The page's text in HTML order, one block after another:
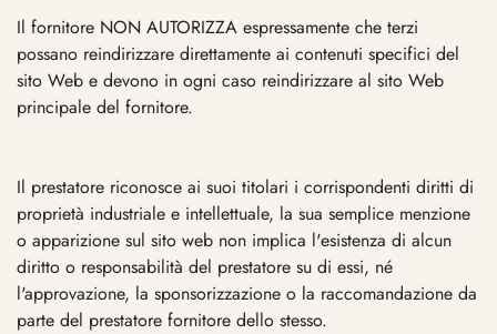
Il fornitore NON AUTORIZZA espressamente che terzi
possano reindirizzare direttamente ai contenuti specifici del
sito Web e devono in ogni caso reindirizzare al sito Web
principale del fornitore.
Il prestatore riconosce ai suoi titolari i corrispondenti diritti di
proprietà industriale e intellettuale, la sua semplice menzione
o apparizione sul sito web non implica l'esistenza di alcun
diritto o responsabilità del prestatore su di essi, né
l'approvazione, la sponsorizzazione o la raccomandazione da
parte del prestatore fornitore dello stesso.